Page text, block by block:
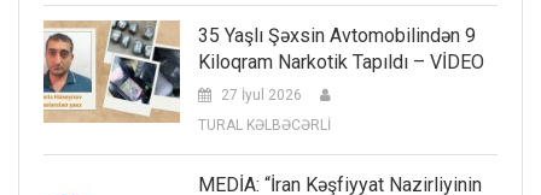
35 Yaşlı Şəxsin Avtomobilindən 9
Kiloqram Narkotik Tapıldı – VİDEO
27 İyul 2026
TURAL KƏLBƏCƏRLİ
MEDİA: “İran Kəşfiyyat Nazirliyinin